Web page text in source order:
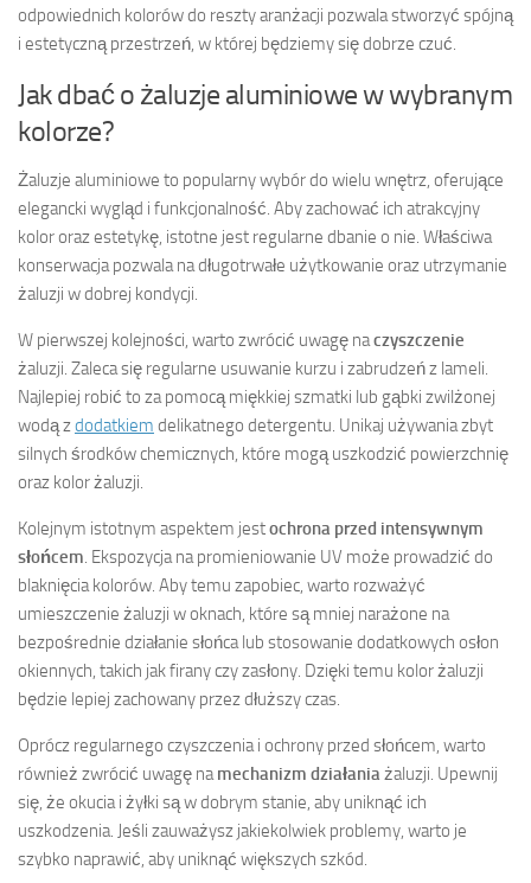
odpowiednich kolorów do reszty aranżacji pozwala stworzyć spójną
i estetyczną przestrzeń, w której będziemy się dobrze czuć.
Jak dbać o żaluzje aluminiowe w wybranym
kolorze?
Żaluzje aluminiowe to popularny wybór do wielu wnętrz, oferujące
elegancki wygląd i funkcjonalność. Aby zachować ich atrakcyjny
kolor oraz estetykę, istotne jest regularne dbanie o nie. Właściwa
konserwacja pozwala na długotrwałe użytkowanie oraz utrzymanie
żaluzji w dobrej kondycji.
W pierwszej kolejności, warto zwrócić uwagę naczyszczenie
żaluzji. Zaleca się regularne usuwanie kurzu i zabrudzeń z lameli.
Najlepiej robić to za pomocą miękkiej szmatki lub gąbki zwilżonej
wodą zdodatkiem delikatnego detergentu. Unikaj używania zbyt
silnych środków chemicznych, które mogą uszkodzić powierzchnię
oraz kolor żaluzji.
Kolejnym istotnym aspektem jestochrona przed intensywnym
słońcem. Ekspozycja na promieniowanie UV może prowadzić do
blaknięcia kolorów. Aby temu zapobiec, warto rozważyć
umieszczenie żaluzji w oknach, które są mniej narażone na
bezpośrednie działanie słońca lub stosowanie dodatkowych osłon
okiennych, takich jak firany czy zasłony. Dzięki temu kolor żaluzji
będzie lepiej zachowany przez dłuższy czas.
Oprócz regularnego czyszczenia i ochrony przed słońcem, warto
również zwrócić uwagę namechanizm działaniażaluzji. Upewnij
się, że okucia i żyłki są w dobrym stanie, aby uniknąć ich
uszkodzenia. Jeśli zauważysz jakiekolwiek problemy, warto je
szybko naprawić, aby uniknąć większych szkód.